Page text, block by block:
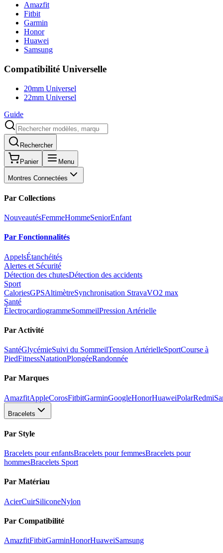
Amazfit
Fitbit
Garmin
Honor
Huawei
Samsung
Compatibilité Universelle
20mm Universel
22mm Universel
Guide
Rechercher
Panier Menu
Montres Connectées
Par Collections
NouveautésFemmeHommeSeniorEnfant
Par Fonctionnalités
AppelsÉtanchéités
Alertes et Sécurité
Détection des chutesDétection des accidents
Sport
CaloriesGPSAltimètreSynchronisation StravaVO2 max
Santé
ÉlectrocardiogrammeSommeilPression Artérielle
Par Activité
SantéGlycémieSuivi du SommeilTension ArtérielleSportCourse à
PiedFitnessNatationPlongéeRandonnée
Par Marques
AmazfitAppleCorosFitbitGarminGoogleHonorHuaweiPolarRedmi
Bracelets
Par Style
Bracelets pour enfantsBracelets pour femmesBracelets pour
hommesBracelets Sport
Par Matériau
AcierCuirSiliconeNylon
Par Compatibilité
AmazfitFitbitGarminHonorHuaweiSamsung